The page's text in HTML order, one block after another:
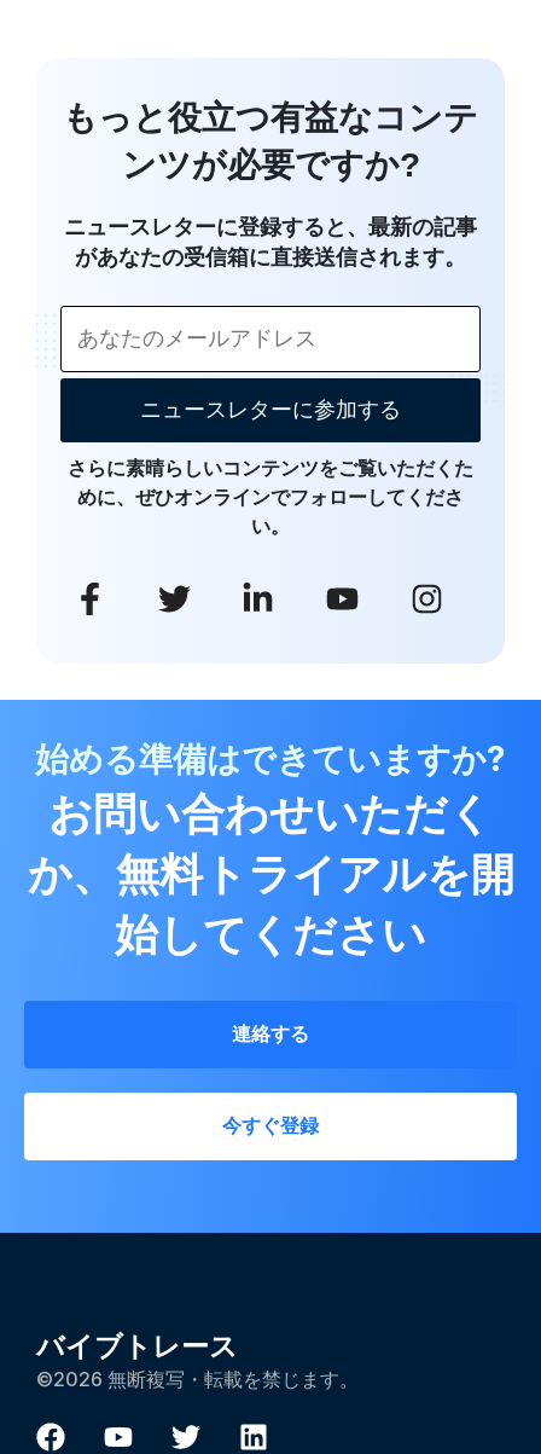
もっと役立つ有益なコンテ
ンツが必要ですか?
ニュースレターに登録すると、最新の記事
があなたの受信箱に直接送信されます。
ニュースレターに参加する
さらに素晴らしいコンテンツをご覧いただくた
めに、ぜひオンラインでフォローしてくださ
い。
始める準備はできていますか?
お問い合わせいただく
か、無料トライアルを開
始してください
連絡する
今すぐ登録
バイブトレース
©2026 無断複写・転載を禁じます。